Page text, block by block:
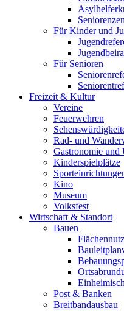
Für Kinder und
Für Senioren
Freizeit & Kultur
Vereine
Feuerwehren
Rad- und
Gastronomie und
Kinderspielplätze
Kino
Museum
Volksfest
Wirtschaft & Standort
Bauen
Post & Banken
Breitbandausbau